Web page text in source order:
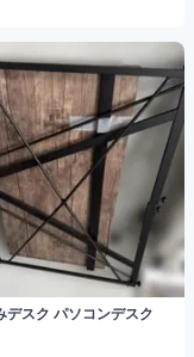
デスク パソコンデスク